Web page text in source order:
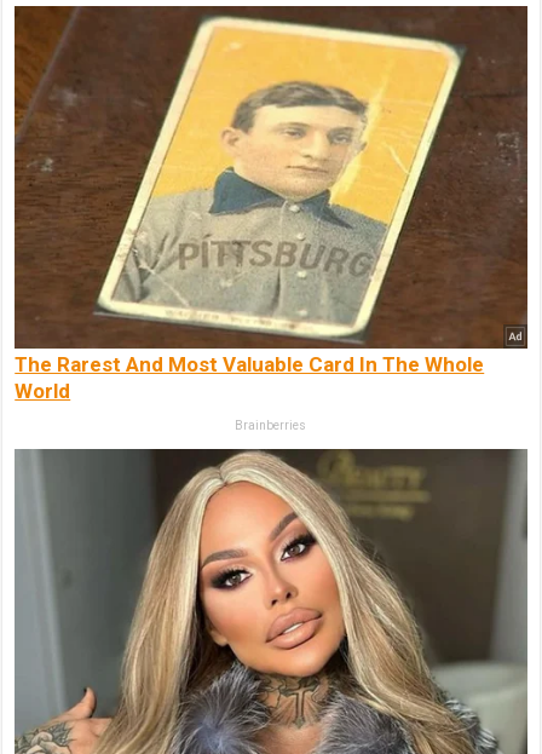
The Rarest And Most Valuable Card In The Whole
World
Brainberries